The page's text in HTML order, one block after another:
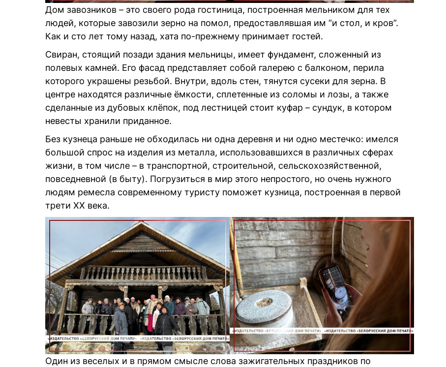
Дом завозников – это своего рода гостиница, построенная мельником для тех
людей, которые завозили зерно на помол, предоставлявшая им “и стол, и кров”.
Как и сто лет тому назад, хата по-прежнему принимает гостей.
Свиран, стоящий позади здания мельницы, имеет фундамент, сложенный из
полевых камней. Его фасад представляет собой галерею с балконом, перила
которого украшены резьбой. Внутри, вдоль стен, тянутся сусеки для зерна. В
центре находятся различные ёмкости, сплетенные из соломы и лозы, а также
сделанные из дубовых клёпок, под лестницей стоит куфар – сундук, в котором
невесты хранили приданное.
Без кузнеца раньше не обходилась ни одна деревня и ни одно местечко: имелся
большой спрос на изделия из металла, использовавшихся в различных сферах
жизни, в том числе – в транспортной, строительной, сельскохозяйственной,
повседневной (в быту). Погрузиться в мир этого непростого, но очень нужного
людям ремесла современному туристу поможет кузница, построенная в первой
трети ХХ века.
Один из веселых и в прямом смысле слова зажигательных праздников по